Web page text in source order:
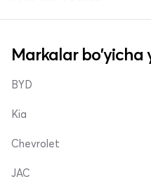
Markalar
BYD
Kia
Chevrolet
JAC